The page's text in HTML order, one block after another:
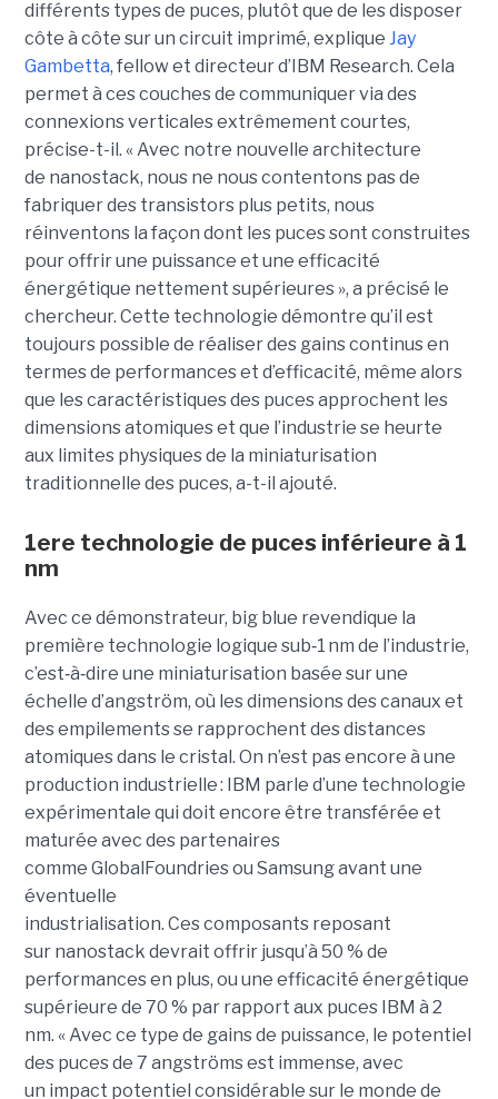
différents types de puces, plutôt que de les disposer
côte à côte sur un circuit imprimé, explique Jay
Gambetta, fellow et directeur d’IBM Research. Cela
permet à ces couches de communiquer via des
connexions verticales extrêmement courtes,
précise-t-il. « Avec notre nouvelle architecture
de nanostack, nous ne nous contentons pas de
fabriquer des transistors plus petits, nous
réinventons la façon dont les puces sont construites
pour offrir une puissance et une efficacité
énergétique nettement supérieures », a précisé le
chercheur. Cette technologie démontre qu’il est
toujours possible de réaliser des gains continus en
termes de performances et d’efficacité, même alors
que les caractéristiques des puces approchent les
dimensions atomiques et que l’industrie se heurte
aux limites physiques de la miniaturisation
traditionnelle des puces, a-t-il ajouté.
1ere technologie de puces inférieure à 1
nm
Avec ce démonstrateur, big blue revendique la
première technologie logique sub‑1 nm de l’industrie,
c’est‑à‑dire une miniaturisation basée sur une
échelle d’angström, où les dimensions des canaux et
des empilements se rapprochent des distances
atomiques dans le cristal. On n’est pas encore à une
production industrielle : IBM parle d’une technologie
expérimentale qui doit encore être transférée et
maturée avec des partenaires
comme GlobalFoundries ou Samsung avant une
éventuelle
industrialisation. Ces composants reposant
sur nanostack devrait offrir jusqu’à 50 % de
performances en plus, ou une efficacité énergétique
supérieure de 70 % par rapport aux puces IBM à 2
nm. « Avec ce type de gains de puissance, le potentiel
des puces de 7 angströms est immense, avec
un impact potentiel considérable sur le monde de